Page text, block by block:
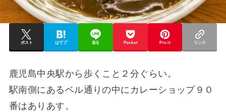
ポスト はてブ 送る Pocket Pin it リンク
鹿児島中央駅から歩くこと２分ぐらい。
駅南側にあるベル通りの中にカレーショップ９０
番はありあす。